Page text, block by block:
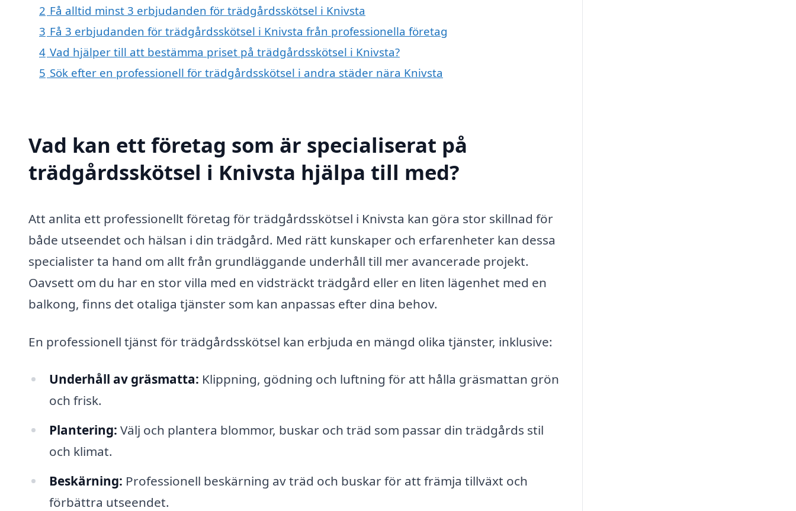
2 Få alltid minst 3 erbjudanden för trädgårdsskötsel i Knivsta
3 Få 3 erbjudanden för trädgårdsskötsel i Knivsta från professionella företag
4 Vad hjälper till att bestämma priset på trädgårdsskötsel i Knivsta?
5 Sök efter en professionell för trädgårdsskötsel i andra städer nära Knivsta
Vad kan ett företag som är specialiserat på
trädgårdsskötsel i Knivsta hjälpa till med?
Att anlita ett professionellt företag för trädgårdsskötsel i Knivsta kan göra stor skillnad för
både utseendet och hälsan i din trädgård. Med rätt kunskaper och erfarenheter kan dessa
specialister ta hand om allt från grundläggande underhåll till mer avancerade projekt.
Oavsett om du har en stor villa med en vidsträckt trädgård eller en liten lägenhet med en
balkong, finns det otaliga tjänster som kan anpassas efter dina behov.
En professionell tjänst för trädgårdsskötsel kan erbjuda en mängd olika tjänster, inklusive:
Underhåll av gräsmatta: Klippning, gödning och luftning för att hålla gräsmattan grön
och frisk.
Plantering: Välj och plantera blommor, buskar och träd som passar din trädgårds stil
och klimat.
Beskärning: Professionell beskärning av träd och buskar för att främja tillväxt och
förbättra utseendet.